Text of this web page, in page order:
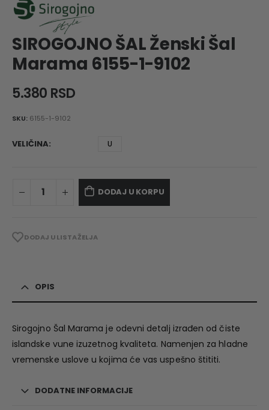
SIROGOJNO ŠAL Ženski Šal
Marama 6155-1-9102
5.380 RSD
SKU: 6155-1-9102
VELIČINA U
DODAJ U KORPU
DODAJ U LISTA ŽELJA
OPIS
Sirogojno Šal Marama je odevni detalj izrađen od čiste
islandske vune izuzetnog kvaliteta. Namenjen za hladne
vremenske uslove u kojima će vas uspešno štititi.
DODATNE INFORMACIJE